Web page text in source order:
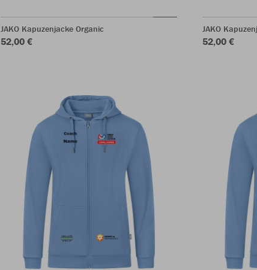
JAKO Kapuzenjacke Organic
52,00 €
JAKO
52,00 €